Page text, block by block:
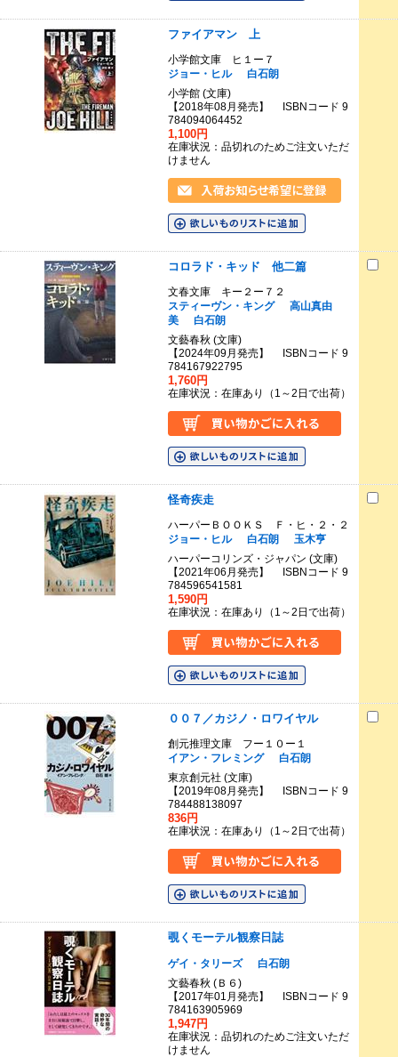
ファイアマン 上
小学館文庫 ヒ１ー７
ジョー・ヒル
白石朗
小学館 (文庫)
【2018年08月発売】 ISBNコード 9
784094064452
1,100円
在庫状況：品切れのためご注文いただ
けません
コロラド・キッド 他二篇
文春文庫 キー２ー７２
スティーヴン・キング
高山真由
美
白石朗
文藝春秋 (文庫)
【2024年09月発売】 ISBNコード 9
784167922795
1,760円
在庫状況：在庫あり（1～2日で出荷）
怪奇疾走
ハーパーＢＯＯＫＳ Ｆ・ヒ・２・２
ジョー・ヒル
白石朗
玉木亨
ハーパーコリンズ・ジャパン (文庫)
【2021年06月発売】 ISBNコード 9
784596541581
1,590円
在庫状況：在庫あり（1～2日で出荷）
００７／カジノ・ロワイヤル
創元推理文庫 フー１０ー１
イアン・フレミング
白石朗
東京創元社 (文庫)
【2019年08月発売】 ISBNコード 9
784488138097
836円
在庫状況：在庫あり（1～2日で出荷）
覗くモーテル観察日誌
ゲイ・タリーズ
白石朗
文藝春秋 (Ｂ６)
【2017年01月発売】 ISBNコード 9
784163905969
1,947円
在庫状況：品切れのためご注文いただ
けません